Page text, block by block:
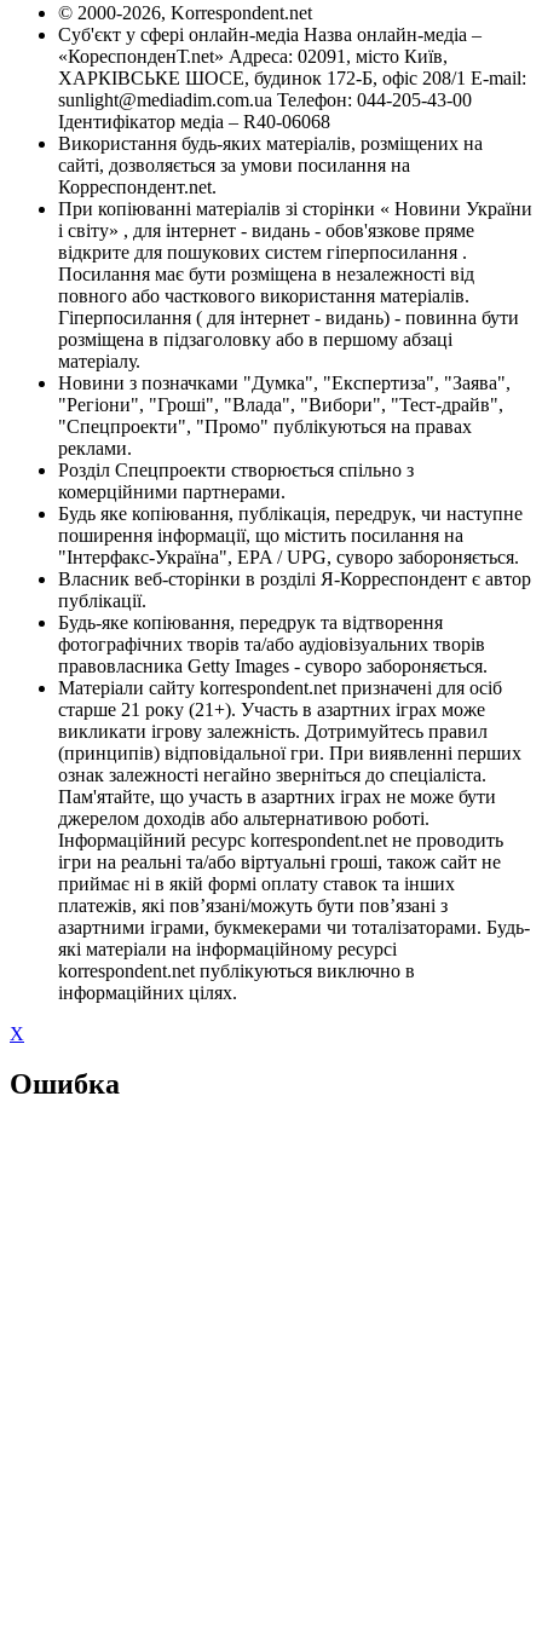
© 2000-2026, Korrespondent.net
Суб'єкт у сфері онлайн-медіа Назва онлайн-медіа –
«КореспонденТ.net» Адреса: 02091, місто Київ,
ХАРКІВСЬКЕ ШОСЕ, будинок 172-Б, офіс 208/1 E-mail:
sunlight@mediadim.com.ua Телефон: 044-205-43-00
Ідентифікатор медіа – R40-06068
Використання будь-яких матеріалів, розміщених на
сайті, дозволяється за умови посилання на
Корреспондент.net.
При копіюванні матеріалів зі сторінки « Новини України
і світу» , для інтернет - видань - обов'язкове пряме
відкрите для пошукових систем гіперпосилання .
Посилання має бути розміщена в незалежності від
повного або часткового використання матеріалів.
Гіперпосилання ( для інтернет - видань) - повинна бути
розміщена в підзаголовку або в першому абзаці
матеріалу.
Новини з позначками "Думка", "Експертиза", "Заява",
"Регіони", "Гроші", "Влада", "Вибори", "Тест-драйв",
"Спецпроекти", "Промо" публікуються на правах
реклами.
Розділ Спецпроекти створюється спільно з
комерційними партнерами.
Будь яке копіювання, публікація, передрук, чи наступне
поширення інформації, що містить посилання на
"Інтерфакс-Україна", EPA / UPG, суворо забороняється.
Власник веб-сторінки в розділі Я-Корреспондент є автор
публікації.
Будь-яке копіювання, передрук та відтворення
фотографічних творів та/або аудіовізуальних творів
правовласника Getty Images - суворо забороняється.
Матеріали сайту korrespondent.net призначені для осіб
старше 21 року (21+). Участь в азартних іграх може
викликати ігрову залежність. Дотримуйтесь правил
(принципів) відповідальної гри. При виявленні перших
ознак залежності негайно зверніться до спеціаліста.
Пам'ятайте, що участь в азартних іграх не може бути
джерелом доходів або альтернативою роботі.
Інформаційний ресурс korrespondent.net не проводить
ігри на реальні та/або віртуальні гроші, також сайт не
приймає ні в якій формі оплату ставок та інших
платежів, які пов’язані/можуть бути пов’язані з
азартними іграми, букмекерами чи тоталізаторами. Будь-
які матеріали на інформаційному ресурсі
korrespondent.net публікуються виключно в
інформаційних цілях.
X
Ошибка